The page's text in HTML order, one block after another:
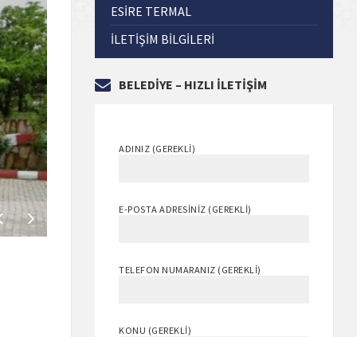
temizliği
ESİRE TERMAL
İLETIŞIM BILGILERI
BELEDİYE – HIZLI İLETİŞİM
ADINIZ (GEREKLI)
E-POSTA ADRESINIZ (GEREKLI)
TELEFON NUMARANIZ (GEREKLI)
KONU (GEREKLI)